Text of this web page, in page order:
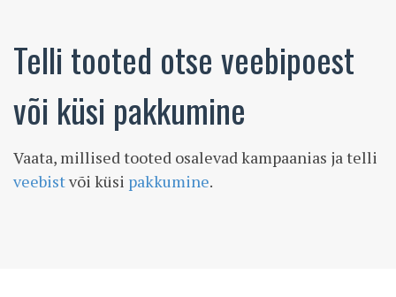
Telli tooted otse veebipoest
või küsi pakkumine
Vaata, millised tooted osalevad kampaanias ja telli
veebistvõi küsi pakkumine.